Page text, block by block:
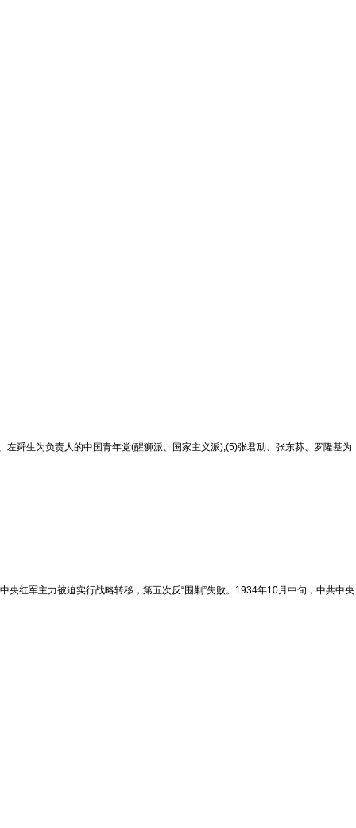
舜生为负责人的中国青年党(醒狮派、国家主义派);(5)张君劢、张东荪、罗隆基为
红军主力被迫实行战略转移，第五次反“围剿”失败。1934年10月中旬，中共中央